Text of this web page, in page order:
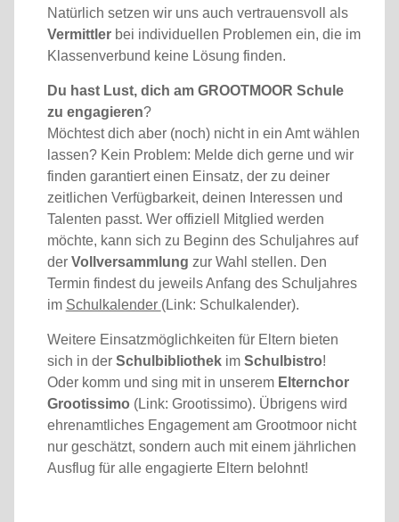
Natürlich setzen wir uns auch vertrauensvoll als
Vermittlerbei individuellen Problemen ein, die im
Klassenverbund keine Lösung finden.
Du hast Lust, dich am GROOTMOOR Schule
zu engagieren?
Möchtest dich aber (noch) nicht in ein Amt wählen
lassen? Kein Problem: Melde dich gerne und wir
finden garantiert einen Einsatz, der zu deiner
zeitlichen Verfügbarkeit, deinen Interessen und
Talenten passt. Wer offiziell Mitglied werden
möchte, kann sich zu Beginn des Schuljahres auf
der Vollversammlung zur Wahl stellen. Den
Termin findest du jeweils Anfang des Schuljahres
im Schulkalender (Link: Schulkalender).
Weitere Einsatzmöglichkeiten für Eltern bieten
sich in der Schulbibliothekim Schulbistro!
Oder komm und sing mit in unserem Elternchor
Grootissimo (Link: Grootissimo). Übrigens wird
ehrenamtliches Engagement am Grootmoor nicht
nur geschätzt, sondern auch mit einem jährlichen
Ausflug für alle engagierte Eltern belohnt!